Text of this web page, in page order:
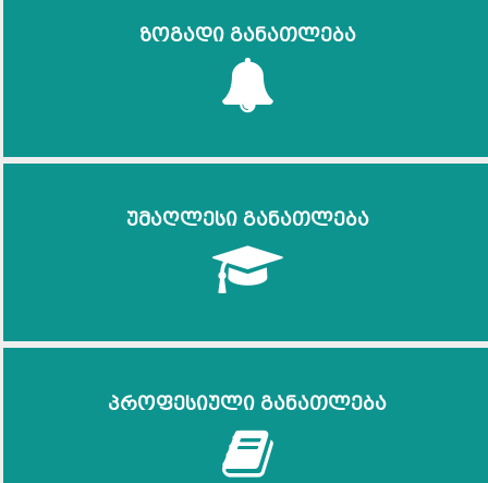
ზოგადი განათლება
უმაღლესი განათლება
პროფესიული განათლება